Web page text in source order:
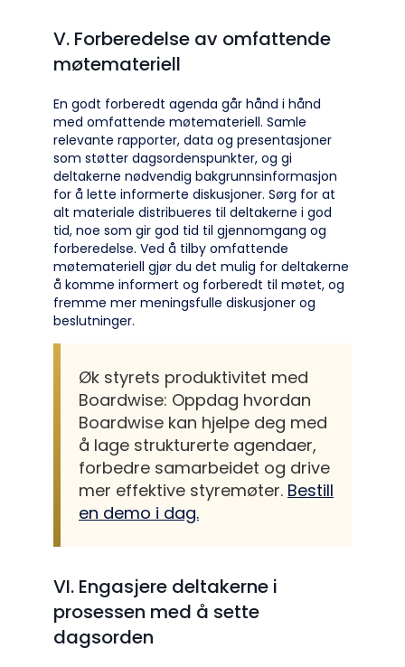
V. Forberedelse av omfattende
møtemateriell
En godt forberedt agenda går hånd i hånd
med omfattende møtemateriell. Samle
relevante rapporter, data og presentasjoner
som støtter dagsordenspunkter, og gi
deltakerne nødvendig bakgrunnsinformasjon
for å lette informerte diskusjoner. Sørg for at
alt materiale distribueres til deltakerne i god
tid, noe som gir god tid til gjennomgang og
forberedelse. Ved å tilby omfattende
møtemateriell gjør du det mulig for deltakerne
å komme informert og forberedt til møtet, og
fremme mer meningsfulle diskusjoner og
beslutninger.
Øk styrets produktivitet med
Boardwise: Oppdag hvordan
Boardwise kan hjelpe deg med
å lage strukturerte agendaer,
forbedre samarbeidet og drive
mer effektive styremøter. Bestill
en demo i dag.
VI. Engasjere deltakerne i
prosessen med å sette
dagsorden